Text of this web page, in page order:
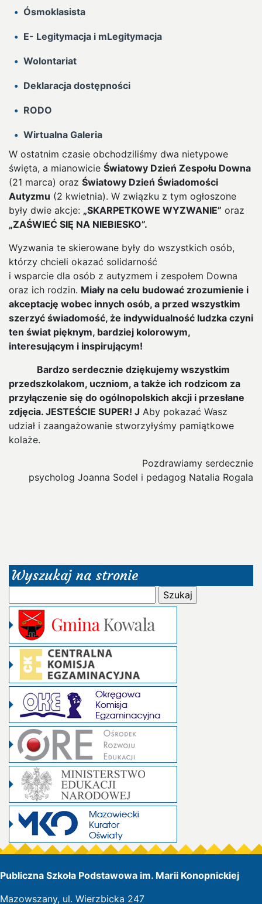
Ósmoklasista
E- Legitymacja i mLegitymacja
Wolontariat
Deklaracja dostępności
RODO
Wirtualna Galeria
W ostatnim czasie obchodziliśmy dwa nietypowe
święta, a mianowicie Światowy Dzień Zespołu Downa
(21 marca) oraz Światowy Dzień Świadomości
Autyzmu (2 kwietnia). W związku z tym ogłoszone
były dwie akcje: „SKARPETKOWE WYZWANIE” oraz
„ZAŚWIEĆ SIĘ NA NIEBIESKO”.
Wyzwania te skierowane były do wszystkich osób,
którzy chcieli okazać solidarność
i wsparcie dla osób z autyzmem i zespołem Downa
oraz ich rodzin. Miały na celu budować zrozumienie i
akceptację wobec innych osób, a przed wszystkim
szerzyć świadomość, że indywidualność ludzka czyni
ten świat pięknym, bardziej kolorowym,
interesującym i inspirującym!
Bardzo serdecznie dziękujemy wszystkim
przedszkolakom, uczniom, a także ich rodzicom za
przyłączenie się do ogólnopolskich akcji i przesłane
zdjęcia. JESTEŚCIE SUPER! J Aby pokazać Wasz
udział i zaangażowanie stworzyłyśmy pamiątkowe
kolaże.
Pozdrawiamy serdecznie
psycholog Joanna Sodel i pedagog Natalia Rogala
Wyszukaj na stronie
Publiczna Szkoła Podstawowa im. Marii Konopnickiej
Mazowszany, ul. Wierzbicka 247